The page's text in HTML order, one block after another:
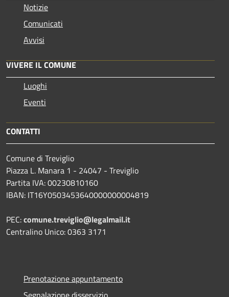
Notizie
Comunicati
Avvisi
VIVERE IL COMUNE
Luoghi
Eventi
CONTATTI
Comune di Treviglio
Piazza L. Manara 1 - 24047 - Treviglio
Partita IVA: 00230810160
IBAN: IT16Y0503453640000000004819
PEC:comune.treviglio@legalmail.it
Centralino Unico: 0363 3171
Prenotazione appuntamento